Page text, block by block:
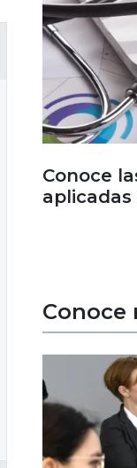
Conoce
aplicadas
Conoce